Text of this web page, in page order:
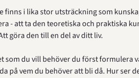
finns i lika stor utsträckning som
- att ta den teoretiska och praktiska
göra den till en del av ditt liv.
som du vill behöver du först formulera
på vem du behöver att bli då. Hur ser